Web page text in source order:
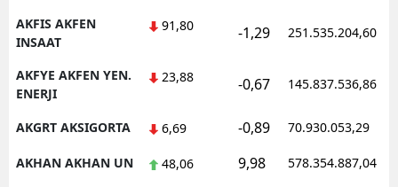
Nevşehir
Niğde
AKFIS AKFEN
INSAAT
91,80 -1,29 251.535.204,60
AKFYE AKFEN YEN.
ENERJI
23,88 -0,67 145.837.536,86
AKGRT AKSIGORTA 6,69 -0,89 70.930.053,29
AKHAN AKHAN UN 48,06 9,98 578.354.887,04